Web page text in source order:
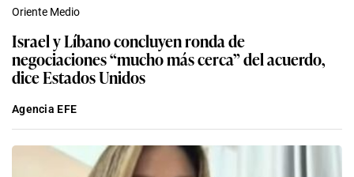
Oriente Medio
Israel y Líbano concluyen ronda de
negociaciones “mucho más cerca” del acuerdo,
dice Estados Unidos
Agencia EFE